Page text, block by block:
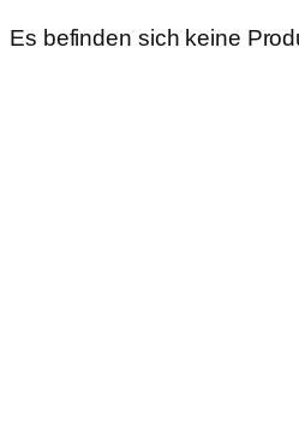
Es befinden sich keine